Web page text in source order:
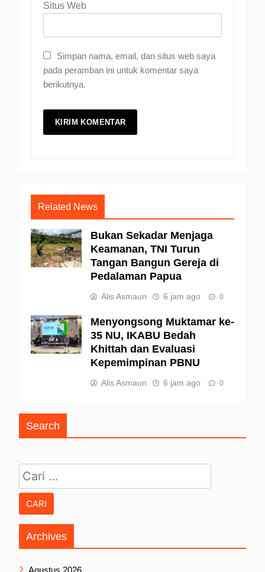
Situs Web
Simpan nama, email, dan situs web saya
pada peramban ini untuk komentar saya
berikutnya.
Related News
Bukan Sekadar Menjaga
Keamanan, TNI Turun
Tangan Bangun Gereja di
Pedalaman Papua
Alis Asmaun 6 jam ago 0
Menyongsong Muktamar ke-
35 NU, IKABU Bedah
Khittah dan Evaluasi
Kepemimpinan PBNU
Alis Asmaun 6 jam ago 0
Search
Archives